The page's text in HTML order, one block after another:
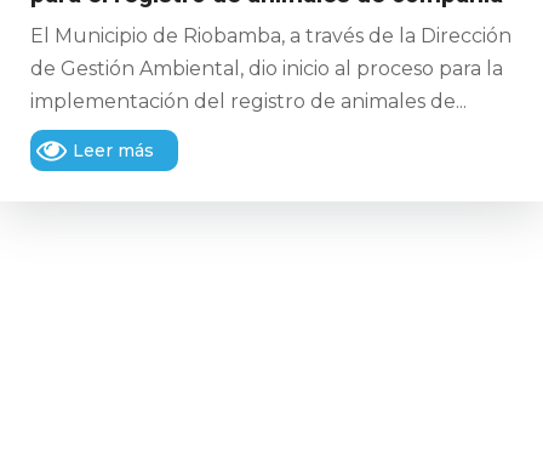
El Municipio de Riobamba, a través de la Dirección
de Gestión Ambiental, dio inicio al proceso para la
implementación del registro de animales de...
Leer más